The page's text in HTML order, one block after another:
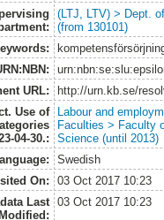
(LTJ, LTV) > Dept.
(from 130101)
URL:
http://urn.kb.se/
Use of
04-30.:
Labour and
Faculties > Faculty
Science (until 2013)
Swedish
On:
03 Oct 2017 10:23
Last
Modified:
03 Oct 2017 10:23